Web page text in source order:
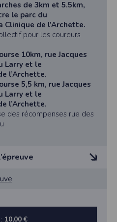
date, ni sur place.
de la manifestation, le
à 7
Les inscriptions
à
engagement.
à la course à pied
à pied ont le choix d’être
aux coureurs
pour les majeurs
soit :
Athlé Entreprise,
la
Courir » délivré par la FFA
de 3km et 5.5km,
le parc du
Clinique de l’Archette.
pour les coureurs
10km, rue Jacques
Larry et le
l’Archette.
5,5 km, rue Jacques
Larry et le
l’Archette.
des récompenses rue des
10,00 €
vous partagez.
de vos contacts.
l'application, aucune information sur
collectée.
if the user is interested in uploading a
from the photos you share. This app
contacts.
so no information about your credit or